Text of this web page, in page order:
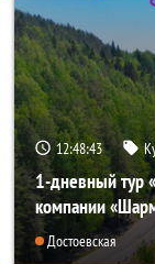
12:48:43
1-дневный тур
компании
Достоевская